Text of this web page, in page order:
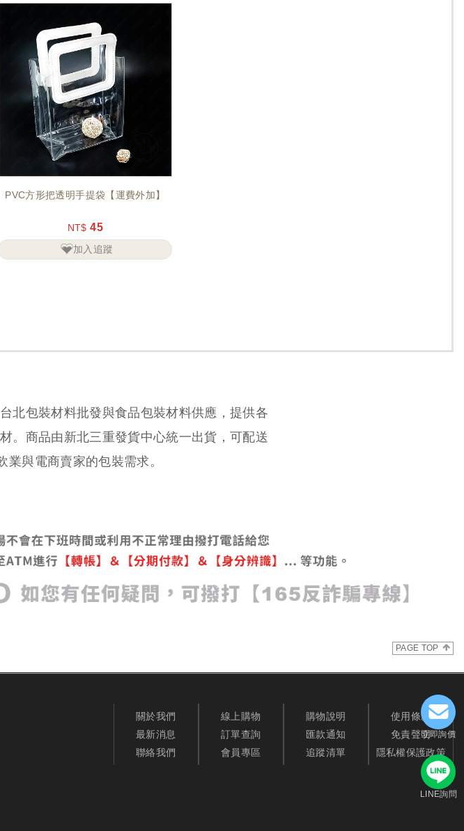
立即詢價
LINE詢問
PVC方形把透明手提袋【運費外加】
NT$ 45
加入追蹤
北包裝材料批發與食品包裝材料供應，提供各
。商品由新北三重發貨中心統一出貨，可配送
與電商賣家的包裝需求。
PAGE TOP
關於我們
最新消息
聯絡我們
線上購物
訂單查詢
會員專區
購物說明
匯款通知
追蹤清單
使用條款
免責聲明
隱私權保護政策